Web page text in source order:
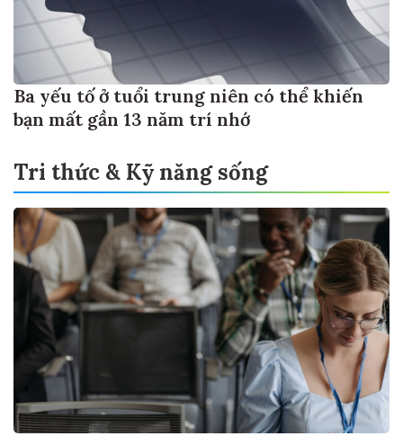
Ba yếu tố ở tuổi trung niên có thể khiến
bạn mất gần 13 năm trí nhớ
Tri thức & Kỹ năng sống